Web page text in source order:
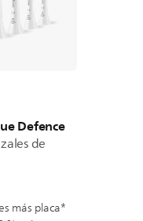
Defence
de
más placa*